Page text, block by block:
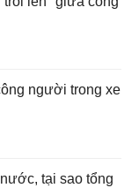
người trong xe
tại sao tổng